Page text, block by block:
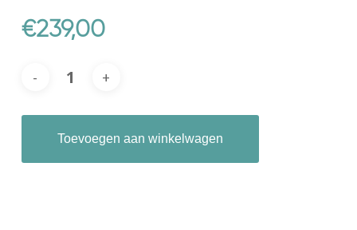
€239,00
Toevoegen aan winkelwagen